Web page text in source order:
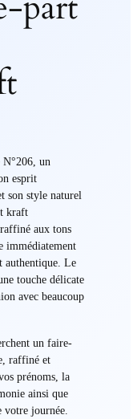
un
esprit
son style naturel
kraft
aux tons
immédiatement
authentique. Le
touche délicate
avec beaucoup
un faire-
raffiné et
prénoms, la
ainsi que
journée.